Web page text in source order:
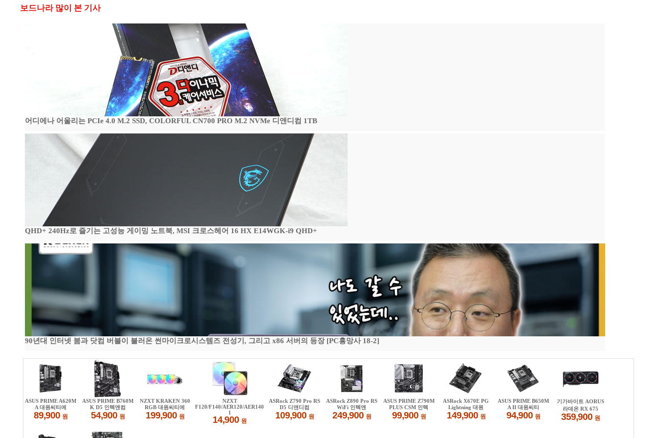
보드나라 많이 본 기사
어디에나 어울리는 PCIe 4.0 M.2 SSD, COLORFUL CN700 PRO M.2 NVMe 디앤디컴 1TB
QHD+ 240Hz로 즐기는 고성능 게이밍 노트북, MSI 크로스헤어 16 HX E14WGK-i9 QHD+
90년대 인터넷 붐과 닷컴 버블이 불러온 썬마이크로시스템즈 전성기, 그리고 x86 서버의 등장 [PC흥망사 18-2]